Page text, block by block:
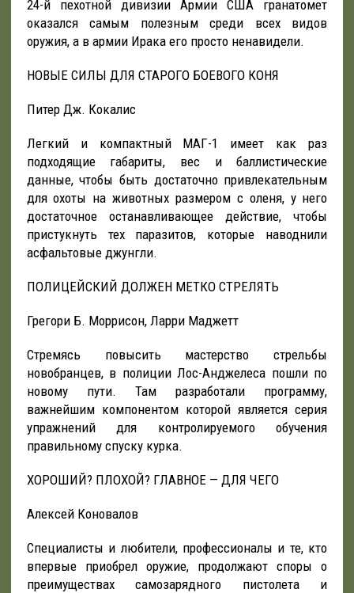
24-й пехотной дивизии Армии США гранатомет
оказался самым полезным среди всех видов
оружия, а в армии Ирака его просто ненавидели.
НОВЫЕ СИЛЫ ДЛЯ СТАРОГО БОЕВОГО КОНЯ
Питер Дж. Кокалис
Легкий и компактный МАГ-1 имеет как раз
подходящие габариты, вес и баллистические
данные, чтобы быть достаточно привлекательным
для охоты на животных размером с оленя, у него
достаточное останавливающее действие, чтобы
пристукнуть тех паразитов, которые наводнили
асфальтовые джунгли.
ПОЛИЦЕЙСКИЙ ДОЛЖЕН МЕТКО СТРЕЛЯТЬ
Грегори Б. Моррисон, Ларри Маджетт
Стремясь повысить мастерство стрельбы
новобранцев, в полиции Лос-Анджелеса пошли по
новому пути. Там разработали программу,
важнейшим компонентом которой является серия
упражнений для контролируемого обучения
правильному спуску курка.
ХОРОШИЙ? ПЛОХОЙ? ГЛАВНОЕ — ДЛЯ ЧЕГО
Алексей Коновалов
Специалисты и любители, профессионалы и те, кто
впервые приобрел оружие, продолжают споры о
преимуществах самозарядного пистолета и